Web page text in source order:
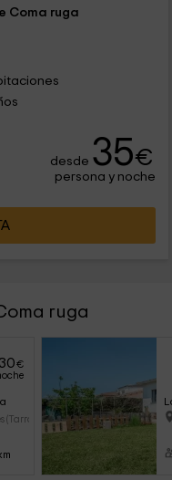
Coma ruga
desde 35€
persona y noche
ruga
30€
(Tarragon